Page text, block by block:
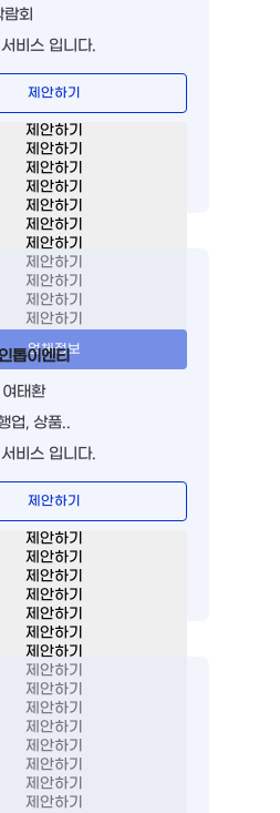
회
비스 입니다.
제안하기
제안하기
제안하기
제안하기
제안하기
제안하기
제안하기
제안하기
제안하기
제안하기
제안하기
제안하기
업체정보
톱이엔티
태환
업, 상품..
비스 입니다.
제안하기
제안하기
제안하기
제안하기
제안하기
제안하기
제안하기
제안하기
제안하기
제안하기
제안하기
제안하기
제안하기
제안하기
제안하기
제안하기